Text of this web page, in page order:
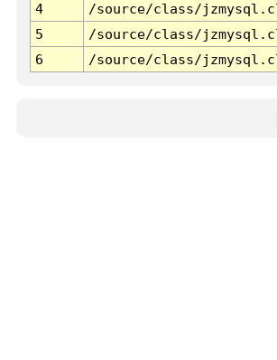
4
/source/class/
5
/source/class/
6
/source/class/